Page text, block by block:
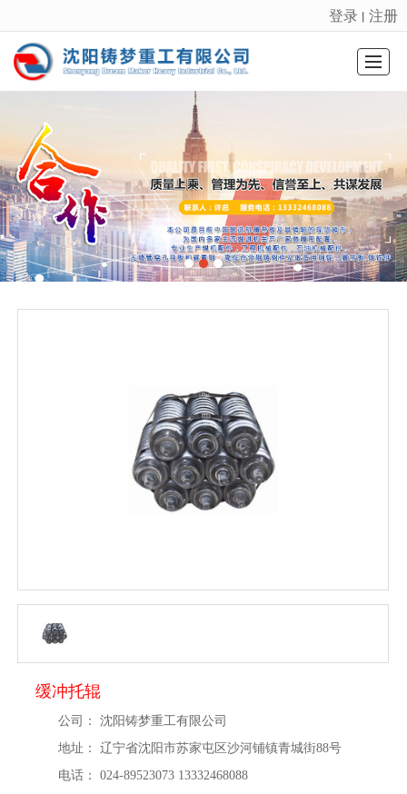
很遗憾，因您的浏览器版本过低导致无法获得最佳浏览体验，推荐下载安装谷歌浏览器！
登录 丨 注册
铸梦资讯
缓冲托辊
公司：
沈阳铸梦重工有限公司
地址：
辽宁省沈阳市苏家屯区沙河铺镇青城街88号
电话：
024-89523073 13332468088